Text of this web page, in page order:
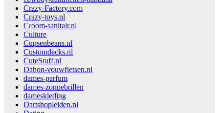
Crazy-Factory.com
Crazy-toys.nl
Croom-sanitair.nl
Culture
Cupsenbeans.nl
Customdecks.nl
CuteStuff.nl
Dahon-vouwfietsen.nl
dames-parfum
dames-zonnebrillen
dameskleding
Dartshopleiden.nl